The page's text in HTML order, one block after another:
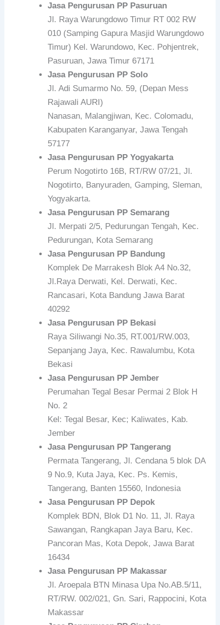
Jasa Pengurusan PP Pasuruan
Jl. Raya Warungdowo Timur RT 002 RW
010 (Samping Gapura Masjid Warungdowo
Timur) Kel. Warundowo, Kec. Pohjentrek,
Pasuruan, Jawa Timur 67171
Jasa Pengurusan PP Solo
Jl. Adi Sumarmo No. 59, (Depan Mess
Rajawali AURI)
Nanasan, Malangjiwan, Kec. Colomadu,
Kabupaten Karanganyar, Jawa Tengah
57177
Jasa Pengurusan PP Yogyakarta
Perum Nogotirto 16B, RT/RW 07/21, Jl.
Nogotirto, Banyuraden, Gamping, Sleman,
Yogyakarta.
Jasa Pengurusan PP Semarang
Jl. Merpati 2/5, Pedurungan Tengah, Kec.
Pedurungan, Kota Semarang
Jasa Pengurusan PP Bandung
Komplek De Marrakesh Blok A4 No.32,
Jl.Raya Derwati, Kel. Derwati, Kec.
Rancasari, Kota Bandung Jawa Barat
40292
Jasa Pengurusan PP Bekasi
Raya Siliwangi No.35, RT.001/RW.003,
Sepanjang Jaya, Kec. Rawalumbu, Kota
Bekasi
Jasa Pengurusan PP Jember
Perumahan Tegal Besar Permai 2 Blok H
No. 2
Kel: Tegal Besar, Kec; Kaliwates, Kab.
Jember
Jasa Pengurusan PP Tangerang
Permata Tangerang, Jl. Cendana 5 blok DA
9 No.9, Kuta Jaya, Kec. Ps. Kemis,
Tangerang, Banten 15560, Indonesia
Jasa Pengurusan PP Depok
Komplek BDN, Blok D1 No. 11, Jl. Raya
Sawangan, Rangkapan Jaya Baru, Kec.
Pancoran Mas, Kota Depok, Jawa Barat
16434
Jasa Pengurusan PP Makassar
Jl. Aroepala BTN Minasa Upa No.AB.5/11,
RT/RW. 002/021, Gn. Sari, Rappocini, Kota
Makassar